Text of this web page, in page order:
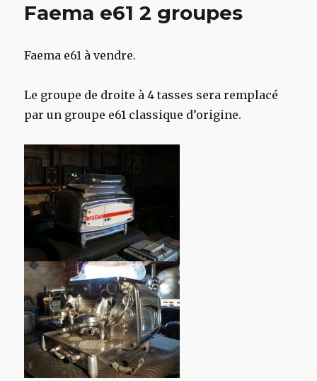
Faema e61 2 groupes
Faema e61 à vendre.
Le groupe de droite à 4 tasses sera remplacé
par un groupe e61 classique d’origine.